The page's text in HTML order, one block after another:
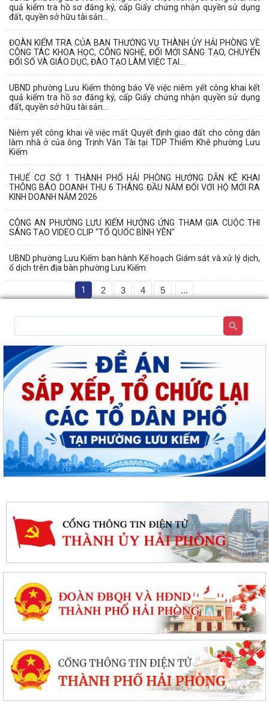
quả kiểm tra hồ sơ đăng ký, cấp Giấy chứng nhận quyền sử dụng
đất, quyền sở hữu tài sản...
ĐOÀN KIỂM TRA CỦA BAN THƯỜNG VỤ THÀNH ỦY HẢI PHÒNG VỀ
CÔNG TÁC KHOA HỌC, CÔNG NGHỆ, ĐỔI MỚI SÁNG TẠO, CHUYỂN
ĐỔI SỐ VÀ GIÁO DỤC, ĐÀO TẠO LÀM VIỆC TẠI...
UBND phường Lưu Kiếm thông báo Về việc niêm yết công khai kết
quả kiểm tra hồ sơ đăng ký, cấp Giấy chứng nhận quyền sử dụng
đất, quyền sở hữu tài sản...
Niêm yết công khai về việc mất Quyết định giao đất cho công dân
làm nhà ở của ông Trịnh Văn Tài tại TDP Thiểm Khê phường Lưu
Kiếm
THUẾ CƠ SỞ 1 THÀNH PHỐ HẢI PHÒNG HƯỚNG DẪN KÊ KHAI
THÔNG BÁO DOANH THU 6 THÁNG ĐẦU NĂM ĐỐI VỚI HỘ MỚI RA
KINH DOANH NĂM 2026
CÔNG AN PHƯỜNG LƯU KIẾM HƯỞNG ỨNG THAM GIA CUỘC THI
SÁNG TẠO VIDEO CLIP "TỔ QUỐC BÌNH YÊN"
UBND phường Lưu Kiếm ban hành Kế hoạch Giám sát và xử lý dịch,
ổ dịch trên địa bàn phường Lưu Kiếm
1 2 3 4 5 ...